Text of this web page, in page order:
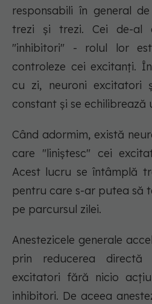
responsabili în general
trezi și trezi. Cei de-al
"inhibitori" - rolul lor
controleze cei excitanți.
cu zi, neuroni excitatori
constant și se echilibrează
Când adormim, există
care "liniștesc" cei
Acest lucru se întâmplă
pentru care s-ar putea să
pe parcursul zilei.
Anestezicele generale
prin reducerea
excitatori fără nicio
inhibitori. De aceea